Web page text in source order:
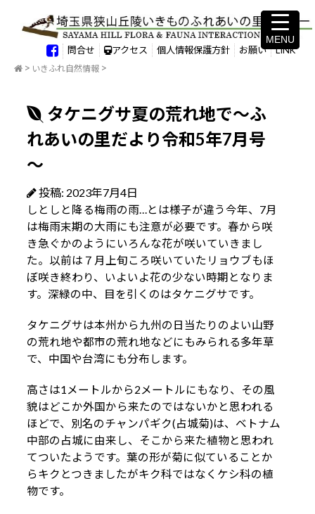
問合せ アクセス 個人情報保護方針 お願い LINK
いきふれ自然情報
タケニグサ夏の荒れ地で～ふ
れあいの里だより令和5年7月号
～
投稿: 2023年7月4日
しとしと降る梅雨の雨…とは様子が違う今年、7月
は梅雨末期の大雨にも注意が必要です。春から咲
き急ぐかのようにいろんな花が咲いていきまし
た。以前は７月上旬ころ咲いていたリョウブもほ
ぼ咲き終わり、いよいよ花の少ない時期となりま
す。深緑の中、目を引くのはタケニグサです。
タケニグサは本州から九州の日当たりのよい山野
の荒れ地や都市の荒れ地などにもみられる多年草
で、中国や台湾にも分布します。
高さは1メートルから2メートルにもなり、その風
貌はどこか外国から来たのではないかと思われる
ほどで、別名のチャンパギク(占城菊)は、ベトナム
中部の占城に由来し、そこから来た植物と思われ
てついたようです。葉の形が菊に似ていることか
らキクとつきましたがキク科ではなくケシ科の植
物です。
MENU
MENU